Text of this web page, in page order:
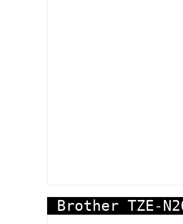
Brother TZE-